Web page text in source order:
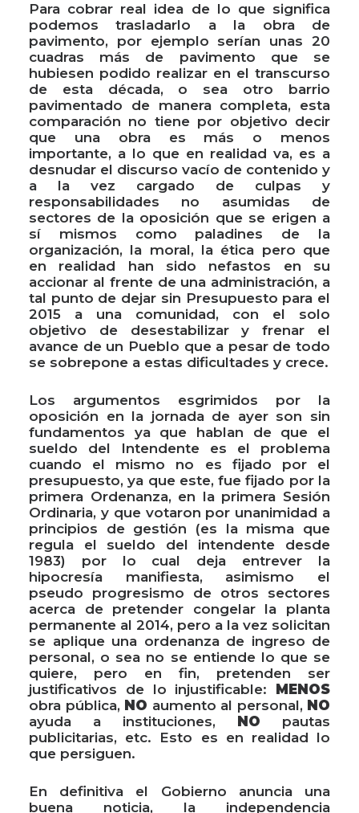
Para cobrar real idea de lo que significa
podemos trasladarlo a la obra de
pavimento, por ejemplo serían unas 20
cuadras más de pavimento que se
hubiesen podido realizar en el transcurso
de esta década, o sea otro barrio
pavimentado de manera completa, esta
comparación no tiene por objetivo decir
que una obra es más o menos
importante, a lo que en realidad va, es a
desnudar el discurso vacío de contenido y
a la vez cargado de culpas y
responsabilidades no asumidas de
sectores de la oposición que se erigen a
sí mismos como paladines de la
organización, la moral, la ética pero que
en realidad han sido nefastos en su
accionar al frente de una administración, a
tal punto de dejar sin Presupuesto para el
2015 a una comunidad, con el solo
objetivo de desestabilizar y frenar el
avance de un Pueblo que a pesar de todo
se sobrepone a estas dificultades y crece.
Los argumentos esgrimidos por la
oposición en la jornada de ayer son sin
fundamentos ya que hablan de que el
sueldo del Intendente es el problema
cuando el mismo no es fijado por el
presupuesto, ya que este, fue fijado por la
primera Ordenanza, en la primera Sesión
Ordinaria, y que votaron por unanimidad a
principios de gestión (es la misma que
regula el sueldo del intendente desde
1983) por lo cual deja entrever la
hipocresía manifiesta, asimismo el
pseudo progresismo de otros sectores
acerca de pretender congelar la planta
permanente al 2014, pero a la vez solicitan
se aplique una ordenanza de ingreso de
personal, o sea no se entiende lo que se
quiere, pero en fin, pretenden ser
justificativos de lo injustificable:
MENOS
obra pública, NO aumento al personal, NO
ayuda a instituciones,
NO pautas
publicitarias, etc. Esto es en realidad lo
que persiguen.
En definitiva el Gobierno anuncia una
buena noticia, la independencia